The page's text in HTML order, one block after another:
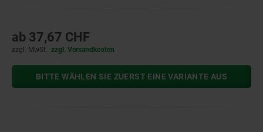
ab 37,67 CHF
zzgl. MwSt. zzgl. Versandkosten
BITTE WÄHLEN SIE ZUERST EINE VARIANTE AUS